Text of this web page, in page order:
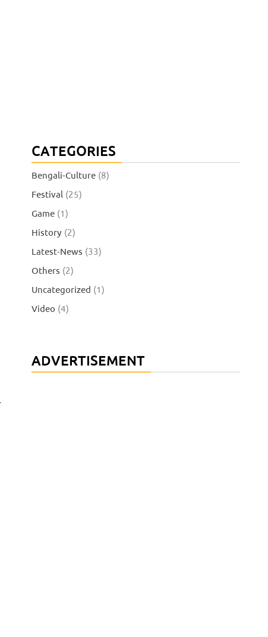
CATEGORIES
Bengali-Culture (8)
Festival (25)
Game (1)
History (2)
Latest-News (33)
Others (2)
Uncategorized (1)
Video (4)
ADVERTISEMENT